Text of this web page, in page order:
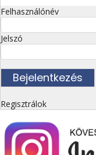
Felhasználónév
Jelszó
Regisztrálok